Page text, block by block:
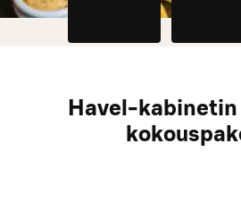
Havel-kabinetin